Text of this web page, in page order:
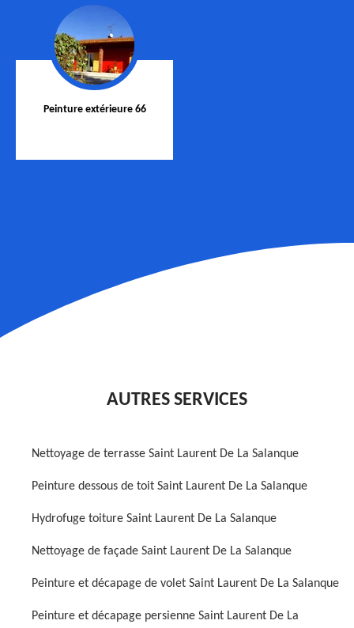
Peinture extérieure 66
AUTRES SERVICES
Nettoyage de terrasse Saint Laurent De La Salanque
Peinture dessous de toit Saint Laurent De La Salanque
Hydrofuge toiture Saint Laurent De La Salanque
Nettoyage de façade Saint Laurent De La Salanque
Peinture et décapage de volet Saint Laurent De La Salanque
Peinture et décapage persienne Saint Laurent De La